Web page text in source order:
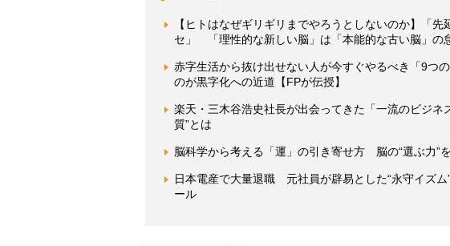
【ヒトはなぜギリギリまでやろうとしないのか】「
セ」 「理性的な新しい脳」は「本能的な古い脳」の
赤字生活から抜け出せない人が今すぐやるべき「9つ
のが黒字化への近道【FPが伝授】
楽天・三木谷浩史社長が出会ってきた「一流のビジネ
質”とは
脳科学から考える「運」の引き寄せ方 脳の“選ぶ力”
日本電産で大量退職 元社員が辟易とした“永守イズ
ール